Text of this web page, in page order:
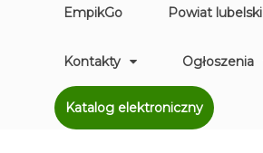
EmpikGo Powiat lubelski
Kontakty Ogłoszenia
Katalog elektroniczny